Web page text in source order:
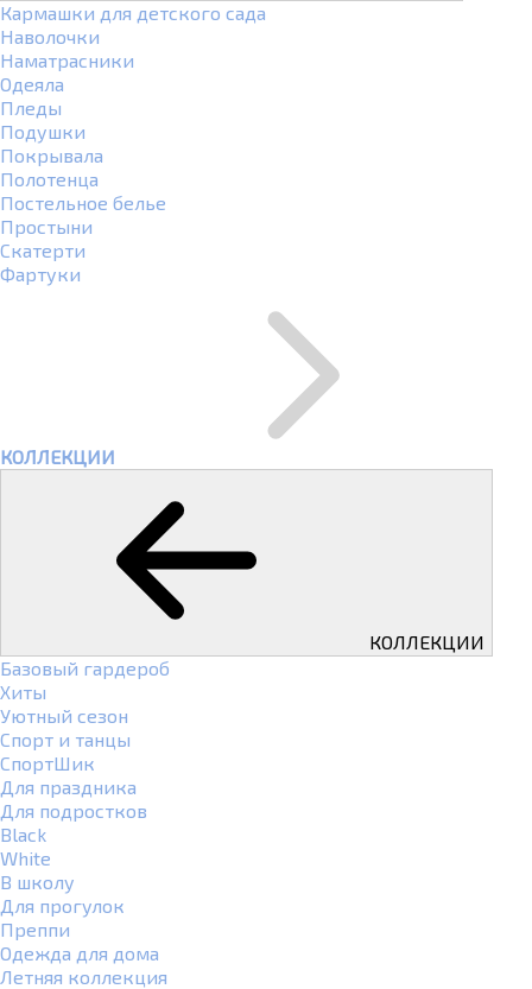
Кармашки для детского сада
Наволочки
Наматрасники
Одеяла
Пледы
Подушки
Покрывала
Полотенца
Постельное белье
Простыни
Скатерти
Фартуки
КОЛЛЕКЦИИ
КОЛЛЕКЦИИ
Базовый гардероб
Хиты
Уютный сезон
Спорт и танцы
СпортШик
Для праздника
Для подростков
Black
White
В школу
Для прогулок
Преппи
Одежда для дома
Летняя коллекция